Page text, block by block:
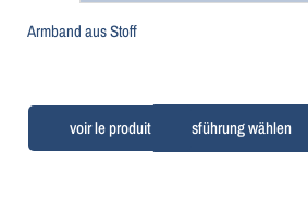
Armband aus Stoff
Ausführung wählen